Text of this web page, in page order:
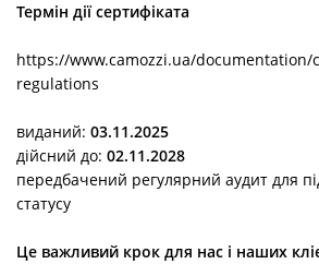
Термін дії сертифіката
https://www.camozzi.ua/documentation/
regulations
виданий: 03.11.2025
дійсний до: 02.11.2028
передбачений регулярний аудит для
статусу
Це важливий крок для нас і наших